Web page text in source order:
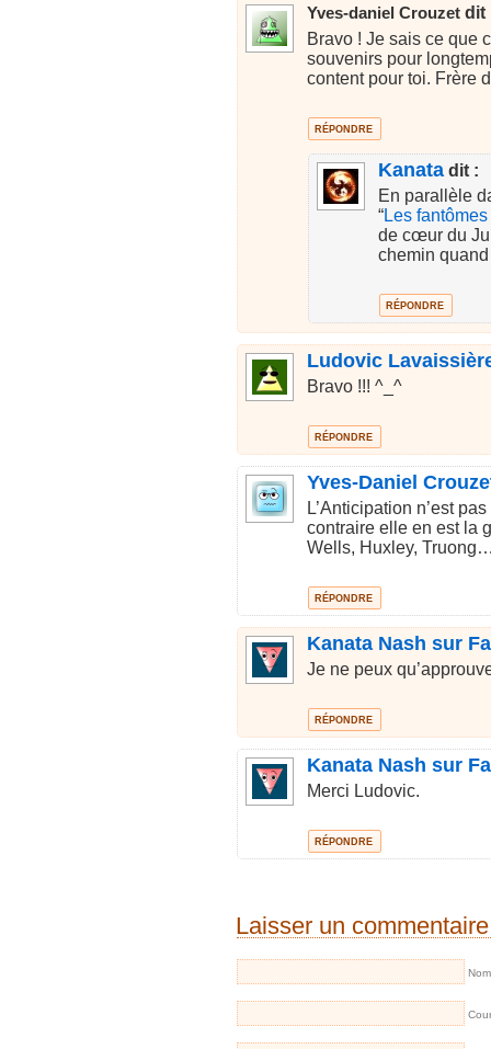
Yves-daniel Crouzet dit
Bravo ! Je sais ce que
souvenirs pour
content pour toi. Frère
RÉPONDRE
Kanata dit :
En parallèle
“Les
de cœur du
chemin
RÉPONDRE
Ludovic
Bravo !!! ^_^
RÉPONDRE
Yves-Daniel
L’Anticipation n’est
contraire elle en est la
Wells, Huxley,
RÉPONDRE
Kanata Nash sur
Je ne peux
RÉPONDRE
Kanata Nash sur
Merci Ludovic.
RÉPONDRE
Laisser un commentaire